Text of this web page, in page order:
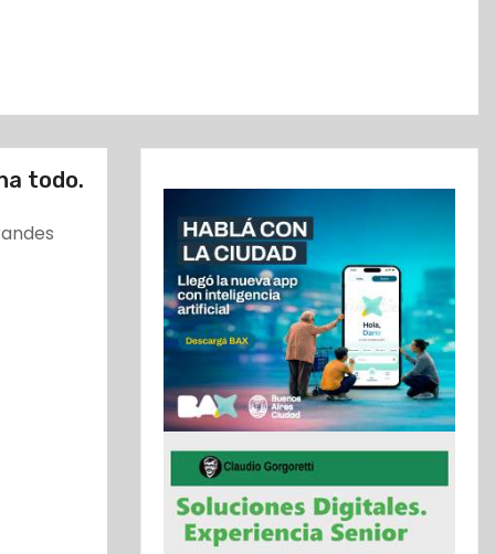
todo.